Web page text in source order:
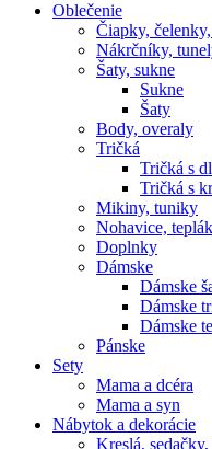
Oblečenie
Čiapky,
Nákrčníky,
Šaty, sukne
Sukne
Šaty
Body, overaly
Tričká
Tričká s
Tričká s
Mikiny, tuniky
Nohavice,
Doplnky
Dámske
Dámske
Dámske
Dámske
Pánske
Sety
Mama a dcéra
Mama a syn
Nábytok a dekorácie
Kreslá,